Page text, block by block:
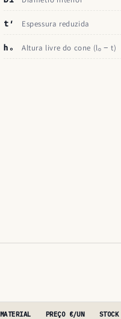
t′ Espessura reduzida
hₒ Altura livre do cone (lₒ − t)
MATERIAL PREÇO €/UN STOCK